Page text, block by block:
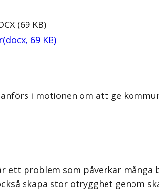
(69 KB)
(docx, 69 KB)
i motionen om att ge
ett problem som påverkar många
skapa stor otrygghet genom